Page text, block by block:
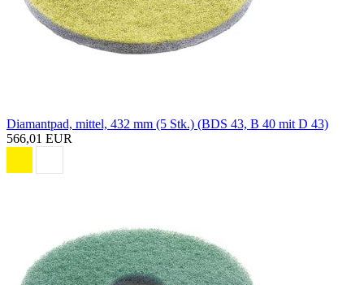
Diamantpad, mittel, 432 mm (5 Stk.) (BDS 43, B 40 mit D 43)
566,01 EUR